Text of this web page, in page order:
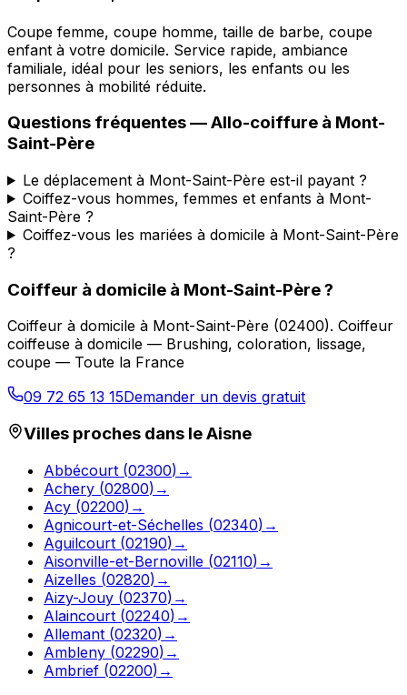
Coupe femme, coupe homme, taille de barbe, coupe
enfant à votre domicile. Service rapide, ambiance
familiale, idéal pour les seniors, les enfants ou les
personnes à mobilité réduite.
Questions fréquentes —Allo-coiffure à Mont-
Saint-Père
Le déplacement à Mont-Saint-Père est-il payant ?
Coiffez-vous hommes, femmes et enfants à Mont-
Saint-Père ?
Coiffez-vous les mariées à domicile à Mont-Saint-Père
?
Coiffeur à domicile à Mont-Saint-Père?
Coiffeur à domicile à Mont-Saint-Père (02400). Coiffeur
coiffeuse à domicile — Brushing, coloration, lissage,
coupe — Toute la France
09 72 65 13 15Demander un devis gratuit
Villes proches dans leAisne
Abbécourt (02300) →
Achery (02800) →
Acy (02200) →
Agnicourt-et-Séchelles (02340) →
Aguilcourt (02190) →
Aisonville-et-Bernoville (02110) →
Aizelles (02820) →
Aizy-Jouy (02370) →
Alaincourt (02240) →
Allemant (02320) →
Ambleny (02290) →
Ambrief (02200) →